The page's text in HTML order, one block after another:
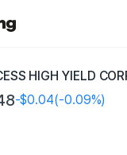
HIGH YIELD
-$0.04(-0.09%)